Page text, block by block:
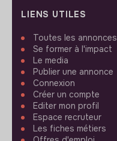
LIENS UTILES
Toutes les annonces
Se former à l'impact
Le media
Publier une annonce
Connexion
Créer un compte
Editer mon profil
Espace recruteur
Les fiches métiers